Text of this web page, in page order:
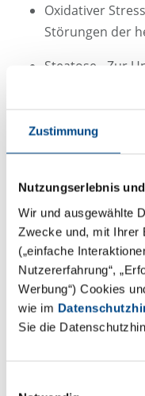
Zustimmung
Nutzungserlebnis
Wir und ausgewählte
Zwecke und, mit Ihrer
(„einfache
Nutzererfahrung“,
Werbung“) Cookies
wie im
Sie die
Oxidativer
Störungen der
Steatose - Zur
Cholestase -
der
Leberzellen
(Drug-Induced-
Sonstiges
In-vitro-Assays
Auswirkungen